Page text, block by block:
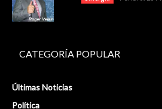
CATEGORÍA POPULAR
Últimas Noticias
Política